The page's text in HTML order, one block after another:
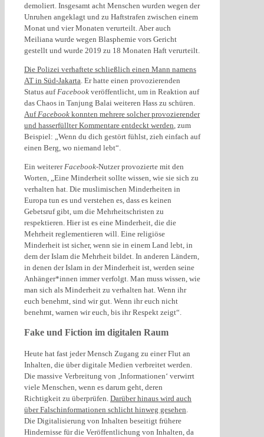
demoliert. Insgesamt acht Menschen wurden wegen der
Unruhen angeklagt und zu Haftstrafen zwischen einem
Monat und vier Monaten verurteilt. Aber auch
Meiliana wurde wegen Blasphemie vors Gericht
gestellt und wurde 2019 zu 18 Monaten Haft verurteilt.
Die Polizei verhaftete schließlich einen Mann namens
AT in Süd-Jakarta. Er hatte einen provozierenden
Status aufFacebook veröffentlicht, um in Reaktion auf
das Chaos in Tanjung Balai weiteren Hass zu schüren.
AufFacebook konnten mehrere solcher provozierender
und hasserfüllter Kommentare entdeckt werden, zum
Beispiel: „Wenn du dich gestört fühlst, zieh einfach auf
einen Berg, wo niemand lebt“.
Ein weitererFacebook-Nutzer provozierte mit den
Worten, „Eine Minderheit sollte wissen, wie sie sich zu
verhalten hat. Die muslimischen Minderheiten in
Europa tun es und verstehen es, dass es keinen
Gebetsruf gibt, um die Mehrheitschristen zu
respektieren. Hier ist es eine Minderheit, die die
Mehrheit reglementieren will. Eine religiöse
Minderheit ist sicher, wenn sie in einem Land lebt, in
dem der Islam die Mehrheit bildet. In anderen Ländern,
in denen der Islam in der Minderheit ist, werden seine
Anhänger*innen immer verfolgt. Man muss wissen, wie
man sich als Minderheit zu verhalten hat. Wenn ihr
euch benehmt, sind wir gut. Wenn ihr euch nicht
benehmt, warnen wir euch, bis ihr Respekt zeigt“.
Fake und Fiction im digitalen Raum
Heute hat fast jeder Mensch Zugang zu einer Flut an
Inhalten, die über digitale Medien verbreitet werden.
Die massive Verbreitung von ‚Informationen‘ verwirrt
viele Menschen, wenn es darum geht, deren
Richtigkeit zu überprüfen. Darüber hinaus wird auch
über Falschinformationen schlicht hinweg gesehen
Die Digitalisierung von Inhalten beseitigt frühere
Hindernisse für die Veröffentlichung von Inhalten, da